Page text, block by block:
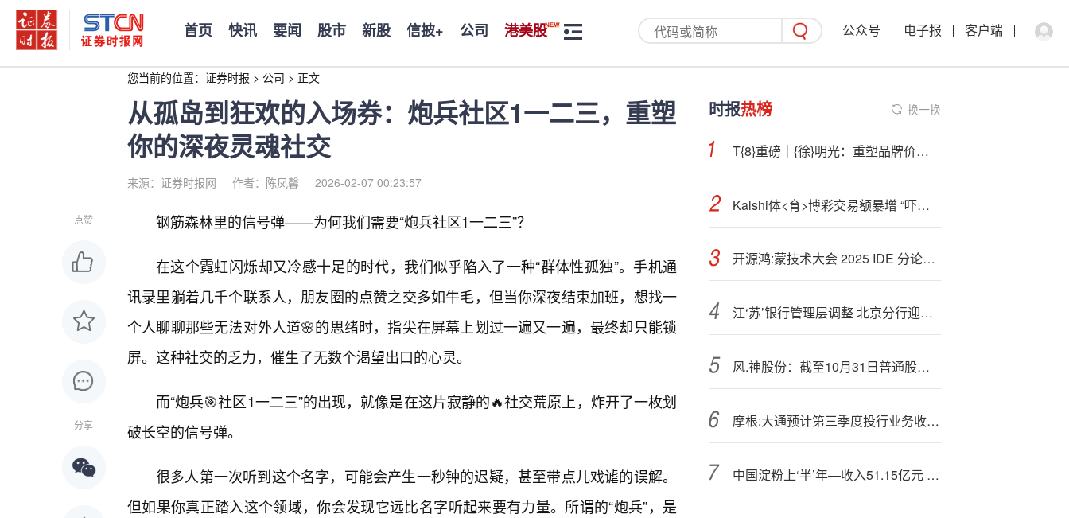
首页 快讯 要闻 股市 新股 信披+ 公司 港美股 公众号 电子报 客户端
您当前的位置： 证券时报 > 公司 > 正文
从孤岛到狂欢的入场券：炮兵社区1一二三，重塑
你的深夜灵魂社交
来源：证券时报网 作者：陈凤馨 2026-02-07 00:23:57
点赞
分享
钢筋森林里的信号弹——为何我们需要“炮兵社区1一二三”？
在这个霓虹闪烁却又冷感十足的时代，我们似乎陷入了一种“群体性孤独”。手机通
讯录里躺着几千个联系人，朋友圈的点赞之交多如牛毛，但当你深夜结束加班，想找一
个人聊聊那些无法对外人道🌸的思绪时，指尖在屏幕上划过一遍又一遍，最终却只能锁
屏。这种社交的乏力，催生了无数个渴望出口的心灵。
而“炮兵🎯社区1一二三”的出现，就像是在这片寂静的🔥社交荒原上，炸开了一枚划
破长空的信号弹。
很多人第一次听到这个名字，可能会产生一秒钟的迟疑，甚至带点儿戏谑的误解。
但如果你真正踏入这个领域，你会发现它远比名字听起来要有力量。所谓的“炮兵”，是
时报热榜 换一换
T{8}重磅｜{徐}明光：重塑品牌价值，让千年黄酒焕发时代活力与魅力！
Kalshi体<育>博彩交易额暴增 “吓崩”美股博彩板块
开源鸿:蒙技术大会 2025 IDE 分论坛：AI 开发工具革新
江‘苏’银行管理层调整 北京分行迎新行长
风.神股份：截至10月31日普通股股东总数为21899户
摩根:大通预计第三季度投行业务收入将实现低两位数增长
中国淀粉上‘半’年—收入51.15亿元 利润及综合收益总额2.26亿元